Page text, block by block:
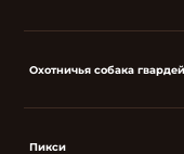
Охотничья собака
Пикси